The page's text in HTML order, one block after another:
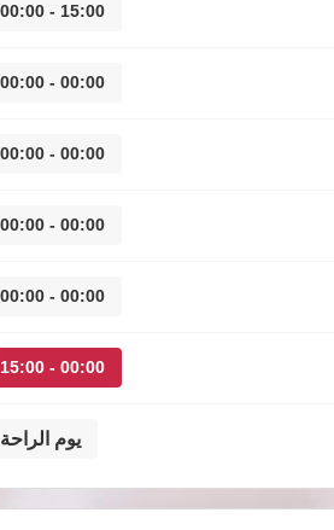
15:00 - 00:00
00:00 - 00:00
00:00 - 00:00
00:00 - 00:00
00:00 - 00:00
00:00 - 15:00
يوم الراحة